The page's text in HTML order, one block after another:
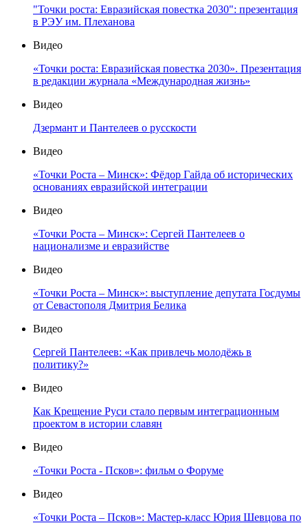
"Точки роста: Евразийская повестка 2030": презентация
в РЭУ им. Плеханова
Видео
«Точки роста: Евразийская повестка 2030». Презентация
в редакции журнала «Международная жизнь»
Видео
Дзермант и Пантелеев о русскости
Видео
«Точки Роста – Минск»: Фёдор Гайда об исторических
основаниях евразийской интеграции
Видео
«Точки Роста – Минск»: Сергей Пантелеев о
национализме и евразийстве
Видео
«Точки Роста – Минск»: выступление депутата Госдумы
от Севастополя Дмитрия Белика
Видео
Сергей Пантелеев: «Как привлечь молодёжь в
политику?»
Видео
Как Крещение Руси стало первым интеграционным
проектом в истории славян
Видео
«Точки Роста - Псков»: фильм о Форуме
Видео
«Точки Роста – Псков»: Мастер-класс Юрия Шевцова по